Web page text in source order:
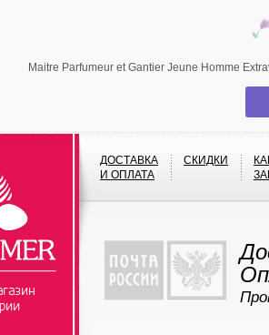
Maitre Parfumeur et Gantier Jeune Homme
ДОСТАВКА
И ОПЛАТА
СКИДКИ